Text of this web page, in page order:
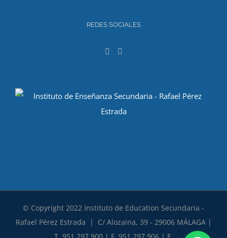
REDES SOCIALES
© Copyright 2022 Instituto de Education Secundaria -
Rafael Pérez Estrada | C/ Alozaina, 39 - 29006 MÁLAGA |